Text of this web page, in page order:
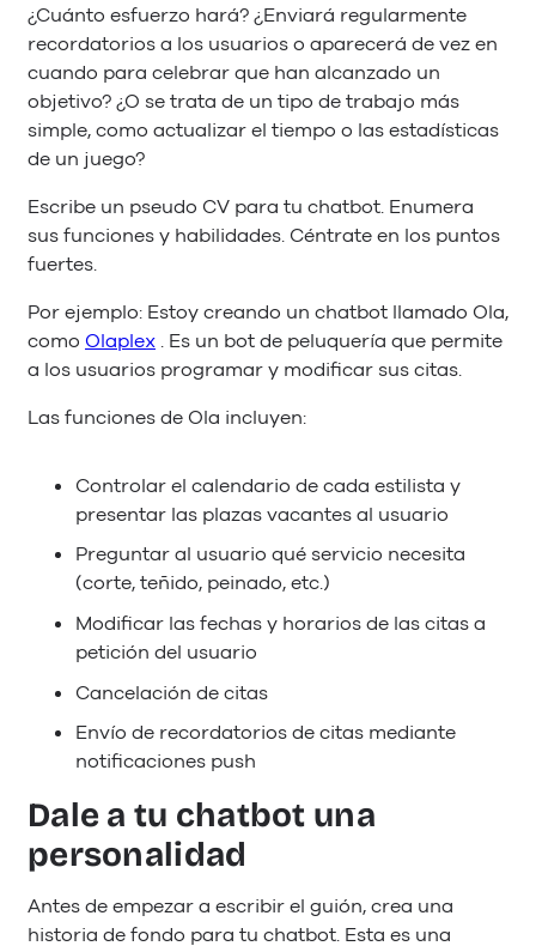
¿Cuánto esfuerzo hará? ¿Enviará regularmente
recordatorios a los usuarios o aparecerá de vez en
cuando para celebrar que han alcanzado un
objetivo? ¿O se trata de un tipo de trabajo más
simple, como actualizar el tiempo o las estadísticas
de un juego?
Escribe un pseudo CV para tu chatbot. Enumera
sus funciones y habilidades. Céntrate en los puntos
fuertes.
Por ejemplo: Estoy creando un chatbot llamado Ola,
como Olaplex . Es un bot de peluquería que permite
a los usuarios programar y modificar sus citas.
Las funciones de Ola incluyen:
Controlar el calendario de cada estilista y
presentar las plazas vacantes al usuario
Preguntar al usuario qué servicio necesita
(corte, teñido, peinado, etc.)
Modificar las fechas y horarios de las citas a
petición del usuario
Cancelación de citas
Envío de recordatorios de citas mediante
notificaciones push
Dale a tu chatbot una
personalidad
Antes de empezar a escribir el guión, crea una
historia de fondo para tu chatbot. Esta es una